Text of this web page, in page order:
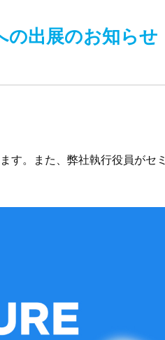
の出展のお知らせ
す。また、弊社執行役員がセミ